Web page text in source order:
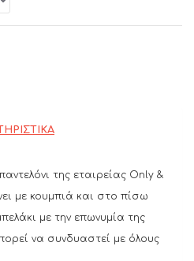
της εταιρείας Only &
με κουμπιά και στο πίσω
με την επωνυμία της
να συνδυαστεί με όλους